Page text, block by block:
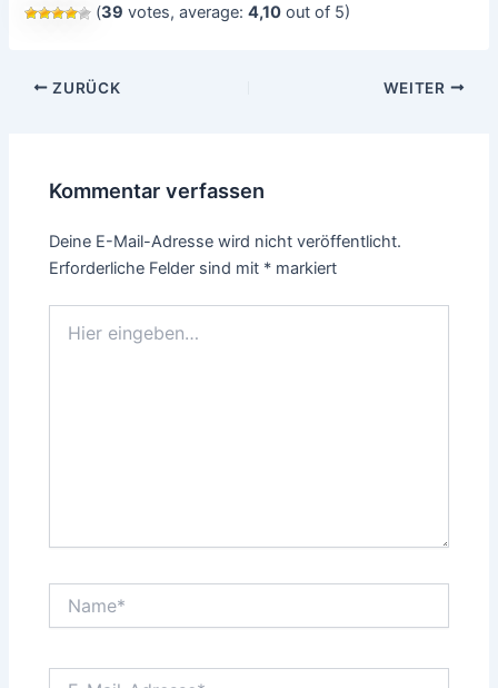
(39 votes, average:4,10 out of 5)
Beitragsnavigation
ZURÜCK WEITER
Kommentar verfassen
Deine E-Mail-Adresse wird nicht veröffentlicht.
Erforderliche Felder sind mit * markiert
eingeben…